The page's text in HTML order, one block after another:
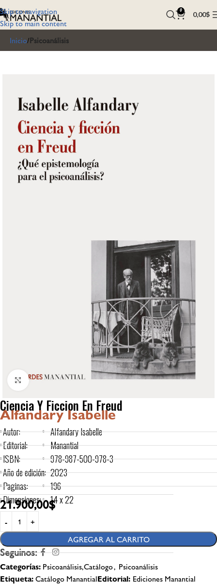
Skip to navigation
Skip to main content
0 0,00$
Inicio Psicoanálisis
Click to enlarge
Ciencia Y Ficcion En Freud
Alfandary Isabelle
Autor:
Editorial:
ISBN:
Año de edición:
Paginas:
Dimensiones:
Alfandary Isabelle
Manantial
978-987-500-978-3
2023
196
14 x 22
21.900,00$
AGREGAR AL CARRITO
Seguinos:
Categorías: Psicoanálisis,Catálogo, Psicoanálisis
Etiqueta:Catálogo ManantialEditorial: Ediciones Manantial